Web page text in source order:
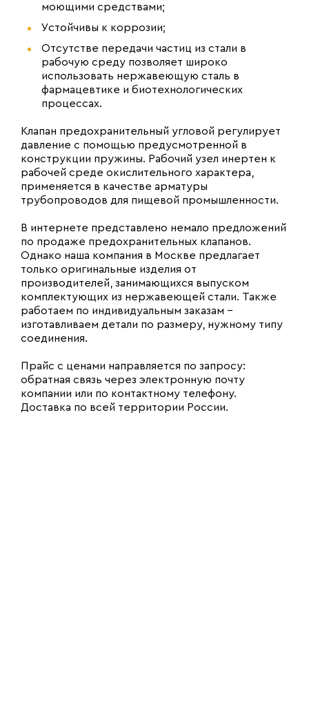
моющими средствами;
Устойчивы к коррозии;
Отсутстве передачи частиц из стали в
рабочую среду позволяет широко
использовать нержавеющую сталь в
фармацевтике и биотехнологических
процессах.
Клапан предохранительный угловой регулирует
давление с помощью предусмотренной в
конструкции пружины. Рабочий узел инертен к
рабочей среде окислительного характера,
применяется в качестве арматуры
трубопроводов для пищевой промышленности.
В интернете представлено немало предложений
по продаже предохранительных клапанов.
Однако наша компания в Москве предлагает
только оригинальные изделия от
производителей, занимающихся выпуском
комплектующих из нержавеющей стали. Также
работаем по индивидуальным заказам –
изготавливаем детали по размеру, нужному типу
соединения.
Прайс с ценами направляется по запросу:
обратная связь через электронную почту
компании или по контактному телефону.
Доставка по всей территории России.